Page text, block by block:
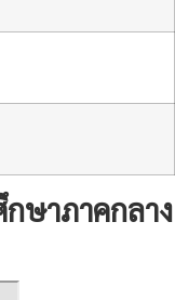
ษาภาคกลาง